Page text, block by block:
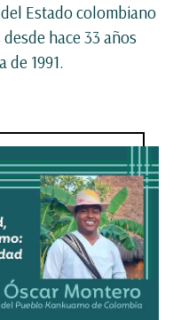
Estado colombiano
hace 33 años
1991.